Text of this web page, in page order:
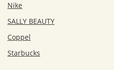
Nike
SALLY BEAUTY
Coppel
Starbucks